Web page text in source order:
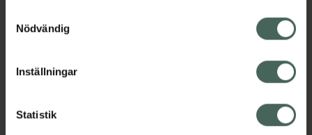
återkalla ditt samtycke via webbplatsens
cookieinställningar. Ett återkallat samtycke påverkar inte
lagligheten av behandling som skett innan återkallelsen.
Nödvändig
Inställningar
Statistik
Kronans Apotek finns här för dig. Du hittar oss från Skåne i
syd till Lappland i norr, och online i mobilen och på
hjälpa just dig att må lite bättre. Välkommen att prata